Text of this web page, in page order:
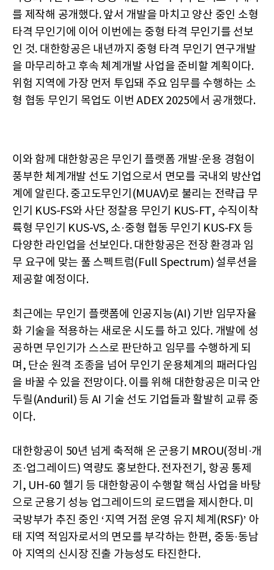
를 제작해 공개했다. 앞서 개발을 마치고 양산 중인 소형
타격 무인기에 이어 이번에는 중형 타격 무인기를 선보
인 것. 대한항공은 내년까지 중형 타격 무인기 연구개발
을 마무리하고 후속 체계개발 사업을 준비할 계획이다.
위험 지역에 가장 먼저 투입돼 주요 임무를 수행하는 소
형 협동 무인기 목업도 이번 ADEX 2025에서 공개했다.
이와 함께 대한항공은 무인기 플랫폼 개발·운용 경험이
풍부한 체계개발 선도 기업으로서 면모를 국내외 방산업
계에 알린다. 중고도무인기(MUAV)로 불리는 전략급 무
인기 KUS-FS와 사단 정찰용 무인기 KUS-FT, 수직이착
륙형 무인기 KUS-VS, 소·중형 협동 무인기 KUS-FX 등
다양한 라인업을 선보인다. 대한항공은 전장 환경과 임
무 요구에 맞는 풀 스펙트럼(Full Spectrum) 설루션을
제공할 예정이다.
최근에는 무인기 플랫폼에 인공지능(AI) 기반 임무자율
화 기술을 적용하는 새로운 시도를 하고 있다. 개발에 성
공하면 무인기가 스스로 판단하고 임무를 수행하게 되
며, 단순 원격 조종을 넘어 무인기 운용체계의 패러다임
을 바꿀 수 있을 전망이다. 이를 위해 대한항공은 미국 안
두릴(Anduril) 등 AI 기술 선도 기업들과 활발히 교류 중
이다.
대한항공이 50년 넘게 축적해 온 군용기 MROU(정비·개
조·업그레이드) 역량도 홍보한다. 전자전기, 항공 통제
기, UH-60 헬기 등 대한항공이 수행할 핵심 사업을 바탕
으로 군용기 성능 업그레이드의 로드맵을 제시한다. 미
국방부가 추진 중인 ‘지역 거점 운영 유지 체계(RSF)’ 아
태 지역 적임자로서의 면모를 부각하는 한편, 중동·동남
아 지역의 신시장 진출 가능성도 타진한다.